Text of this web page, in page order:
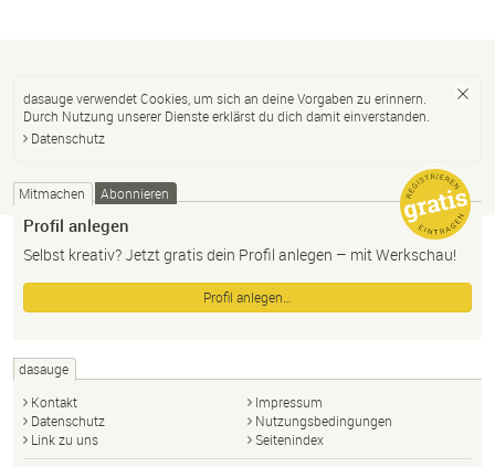
dasauge verwendet Cookies, um sich an deine Vorgaben zu erinnern.
Durch Nutzung unserer Dienste erklärst du dich damit einverstanden.
Datenschutz
Mitmachen Abonnieren
Profil anlegen
Selbst kreativ? Jetzt gratis dein Profil anlegen – mit Werkschau!
Profil anlegen…
dasauge
Kontakt
Impressum
Datenschutz
Nutzungsbedingungen
Link zu uns
Seitenindex